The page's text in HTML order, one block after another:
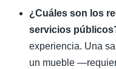
¿Cuáles son los
servicios
experiencia. Una
un mueble